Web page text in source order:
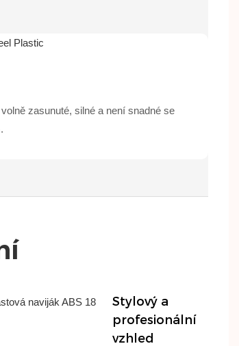
zasunuté, silné a není snadné se
Stylový a
profesionální
vzhled